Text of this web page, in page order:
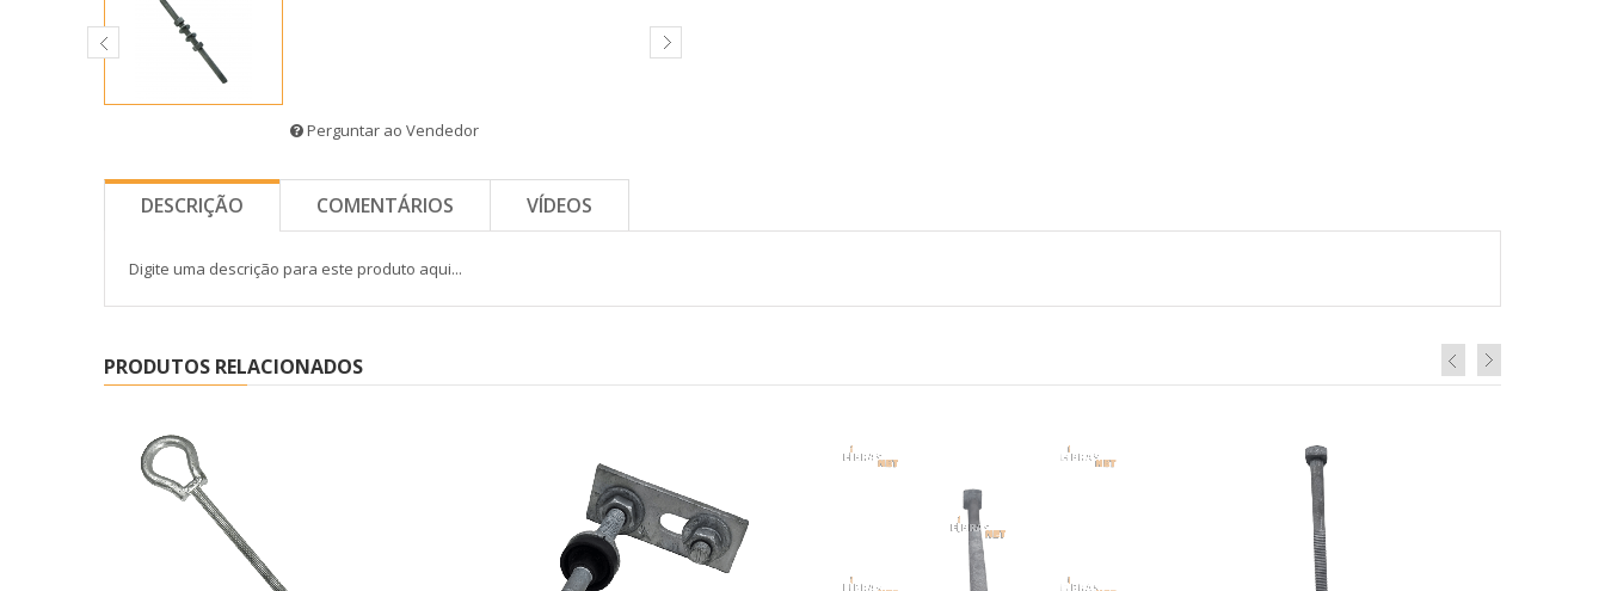
Perguntar ao Vendedor
DESCRIÇÃO COMENTÁRIOS VÍDEOS
Digite uma descrição para este produto aqui...
PRODUTOS RELACIONADOS